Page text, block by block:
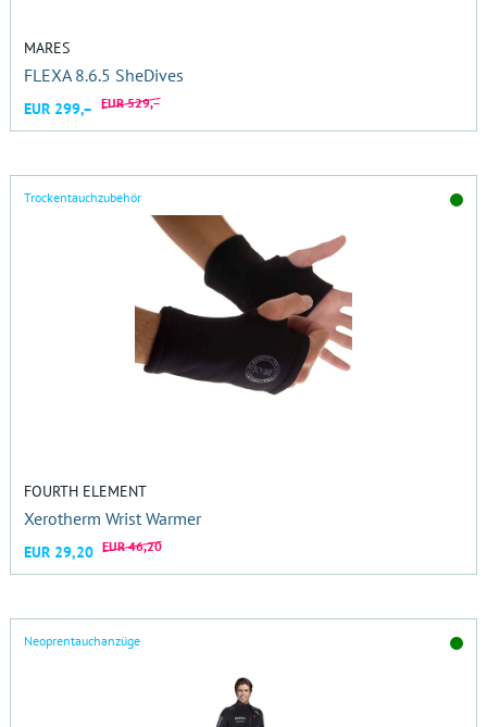
MARES
FLEXA 8.6.5 SheDives
EUR 299,– EUR 529,–
Trockentauchzubehör
FOURTH ELEMENT
Xerotherm Wrist Warmer
EUR 29,20 EUR 46,20
Neoprentauchanzüge